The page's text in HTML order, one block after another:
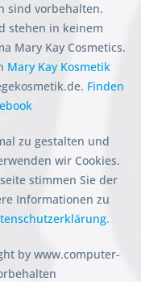
sind vorbehalten.
stehen in keinem
Mary Kay Cosmetics.
Mary Kay Kosmetik
Finden
zu gestalten und
wir Cookies.
stimmen Sie der
Informationen zu
by www.computer-